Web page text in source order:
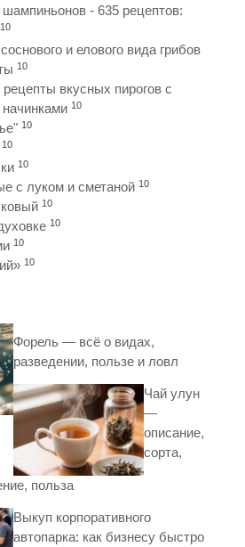
- 635 рецептов:
10
и елового вида грибов
10
вкусных пирогов с
10
10
10
10
с луком и сметаной 10
10
10
10
10
Форель — всё о видах,
разведении, пользе и ловл
Чай улун
—
описание,
сорта,
польза
Выкуп корпоративного
автопарка: как бизнесу быстро